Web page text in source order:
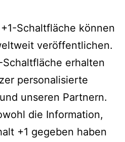
Schaltfläche können
veröffentlichen.
erhalten
personalisierte
unseren Partnern.
die Information,
+1 gegeben haben